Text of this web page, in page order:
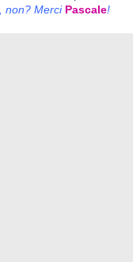
non? Merci Pascale!